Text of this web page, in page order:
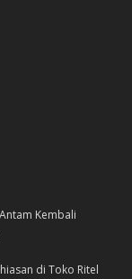
Kembali
di Toko Ritel